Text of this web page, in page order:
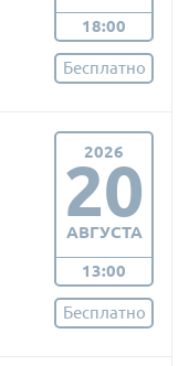
18:00
Бесплатно
2026
20
АВГУСТА
13:00
Бесплатно